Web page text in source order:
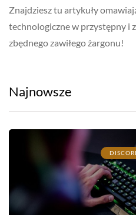
Znajdziesz tu artykuły
technologiczne w przystępny i
zbędnego zawiłego żargonu!
Najnowsze